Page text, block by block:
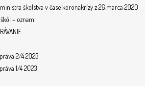
školstva v čase koronakrízy z 26.marca 2020
– oznam
2/4 2023
1/4 2023